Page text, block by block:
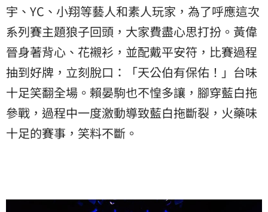
宇、YC、小翔等藝人和素人玩家，為了呼應這次
系列賽主題狼子回頭，大家費盡心思打扮。黃偉
晉身著背心、花襯衫，並配戴平安符，比賽過程
抽到好牌，立刻脫口：「天公伯有保佑！」台味
十足笑翻全場。賴晏駒也不惶多讓，腳穿藍白拖
參戰，過程中一度激動導致藍白拖斷裂，火藥味
十足的賽事，笑料不斷。